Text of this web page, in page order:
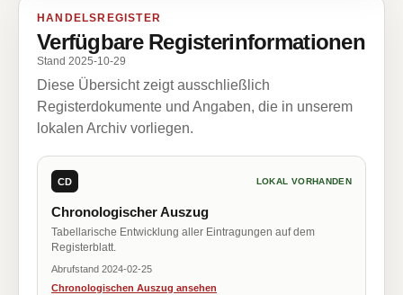
HANDELSREGISTER
Verfügbare Registerinformationen
Stand 2025-10-29
Diese Übersicht zeigt ausschließlich
Registerdokumente und Angaben, die in unserem
lokalen Archiv vorliegen.
CD LOKAL VORHANDEN
Chronologischer Auszug
Tabellarische Entwicklung aller Eintragungen auf dem
Registerblatt.
Abrufstand 2024-02-25
Chronologischen Auszug ansehen